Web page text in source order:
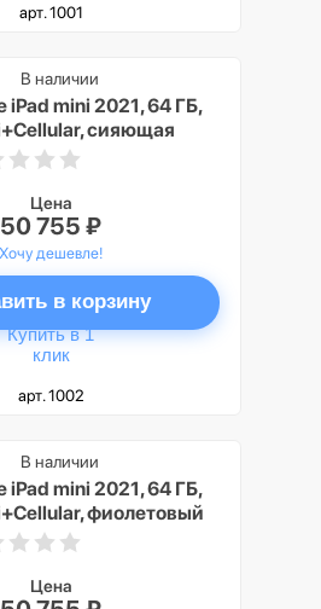
арт. 1001
iPad mini 2021, 64 ГБ,
сияющая
В наличии
Цена
50 755 ₽
Хочу дешевле!
в корзину
Купить в 1
клик
арт. 1002
iPad mini 2021, 64 ГБ,
фиолетовый
В наличии
Цена